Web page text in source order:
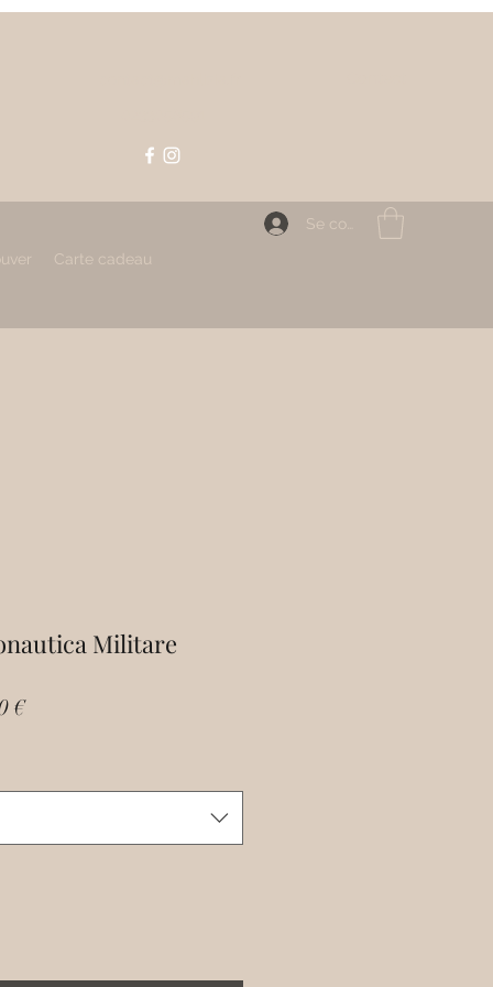
Carte cadeau
Se connecter
Militare
€Prix